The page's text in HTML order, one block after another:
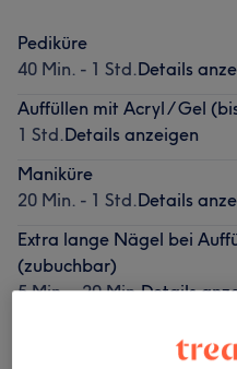
Pediküre
40 Min. - 1 Std.Details
Auffüllen mit Acryl / Gel
1 Std.Details anzeigen
Maniküre
20 Min. - 1 Std.Details
Extra lange Nägel bei
(zubuchbar)
5 Min. - 20 Min.Details
Neues Set mit Acryl / Gel
Details anzeigen